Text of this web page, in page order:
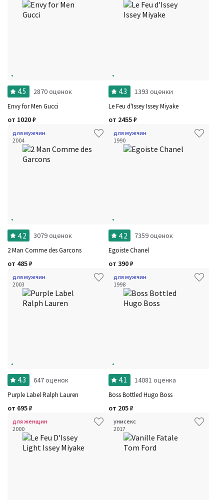
4.5 2870 оценок
Envy for Men Gucci
от 1020₽
4.3 1393 оценки
Le Feu d'Issey Issey Miyake
от 2455₽
для мужчин
2004
4.2 3079 оценок
2 Man Comme des Garcons
от 485₽
для мужчин
1990
4.2 7359 оценок
Egoiste Chanel
от 390₽
для мужчин
2003
4.3 647 оценок
Purple Label Ralph Lauren
от 695₽
для мужчин
1998
4.1 14081 оценка
Boss Bottled Hugo Boss
от 205₽
для женщин
2000
унисекс
2017